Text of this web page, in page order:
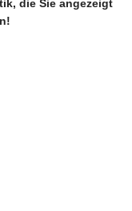
die Sie angezeigt